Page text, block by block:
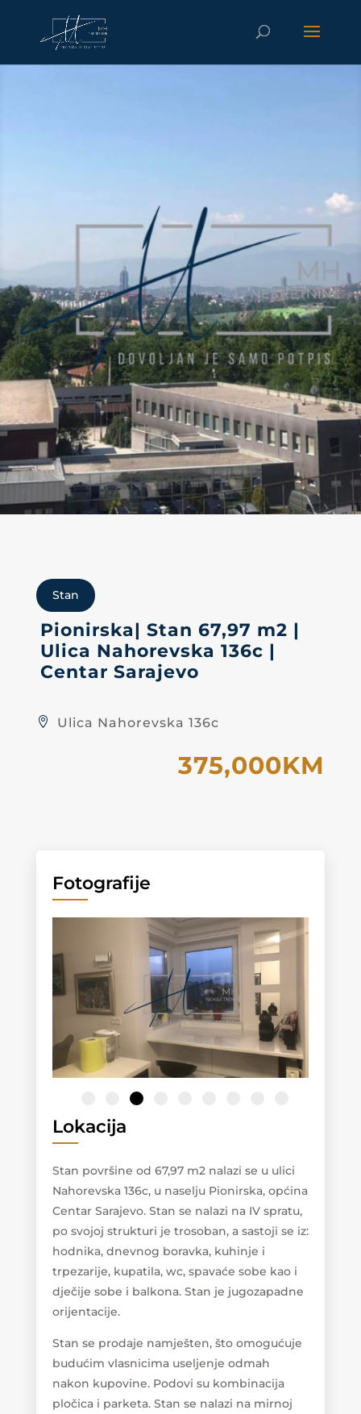
Stan
Pionirska| Stan 67,97 m2 |
Ulica Nahorevska 136c |
Centar Sarajevo
Ulica Nahorevska 136c
375,000KM
Fotografije
Lokacija
Stan površine od 67,97 m2 nalazi se u ulici
Nahorevska 136c, u naselju Pionirska, općina
Centar Sarajevo. Stan se nalazi na IV spratu,
po svojoj strukturi je trosoban, a sastoji se iz:
hodnika, dnevnog boravka, kuhinje i
trpezarije, kupatila, wc, spavaće sobe kao i
dječije sobe i balkona. Stan je jugozapadne
orijentacije.
Stan se prodaje namješten, što omogućuje
budućim vlasnicima useljenje odmah
nakon kupovine. Podovi su kombinacija
pločica i parketa. Stan se nalazi na mirnoj